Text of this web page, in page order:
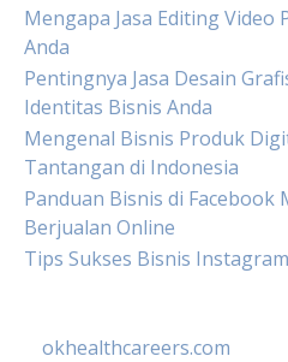
Mengapa Jasa Editing
Anda
Pentingnya Jasa Desain
Identitas Bisnis Anda
Mengenal Bisnis Produk
Tantangan di Indonesia
Panduan Bisnis di Facebook
Berjualan Online
Tips Sukses Bisnis
okhealthcareers.com